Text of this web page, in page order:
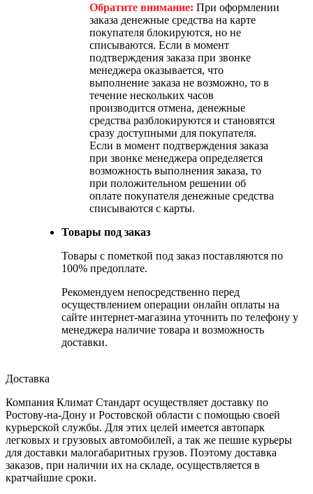
Обратите внимание: При оформлении
заказа денежные средства на карте
покупателя блокируются, но не
списываются. Если в момент
подтверждения заказа при звонке
менеджера оказывается, что
выполнение заказа не возможно, то в
течение нескольких часов
производится отмена, денежные
средства разблокируются и становятся
сразу доступными для покупателя.
Если в момент подтверждения заказа
при звонке менеджера определяется
возможность выполнения заказа, то
при положительном решении об
оплате покупателя денежные средства
списываются с карты.
Товары под заказ
Товары с пометкой под заказ поставляются по
100% предоплате.
Рекомендуем непосредственно перед
осуществлением операции онлайн оплаты на
сайте интернет-магазина уточнить по телефону у
менеджера наличие товара и возможность
доставки.
Доставка
Компания Климат Стандарт осуществляет доставку по
Ростову-на-Дону и Ростовской области с помощью своей
курьерской службы. Для этих целей имеется автопарк
легковых и грузовых автомобилей, а так же пешие курьеры
для доставки малогабаритных грузов. Поэтому доставка
заказов, при наличии их на складе, осуществляется в
кратчайшие сроки.